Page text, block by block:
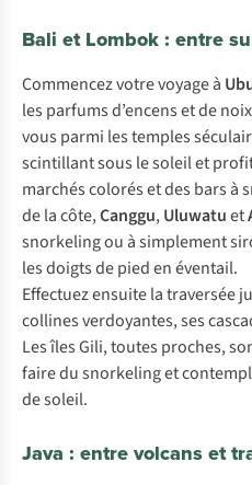
Bali et Lombok : entre
Commencez votre voyage à
les parfums d’encens et de
vous parmi les temples
scintillant sous le soleil et
marchés colorés et des bars à
de la côte,Canggu,Uluwatuet
snorkeling ou à simplement
les doigts de pied en éventail.
Effectuez ensuite la traversée
collines verdoyantes, ses
Les îles Gili, toutes proches,
faire du snorkeling et
de soleil.
Java : entre volcans et